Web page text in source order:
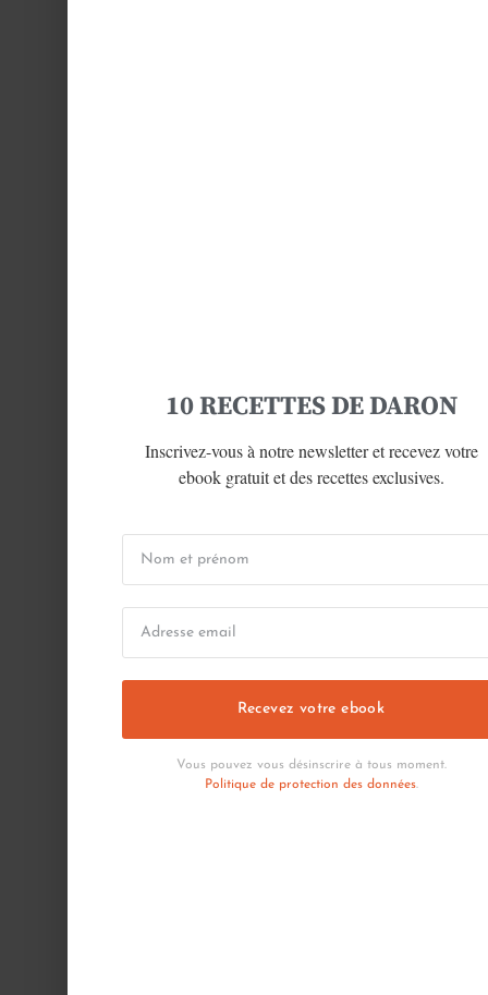
10 RECETTES DE DARON
Inscrivez-vous à notre newsletter et recevez votre
ebook gratuit et des recettes exclusives.
Recevez votre ebook
Vous pouvez vous désinscrire à tous moment.
Politique de protection des données.